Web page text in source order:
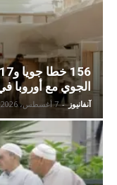
الجوي مع أوروبا في
آنفانيوز - 7 أغسطس، 2026